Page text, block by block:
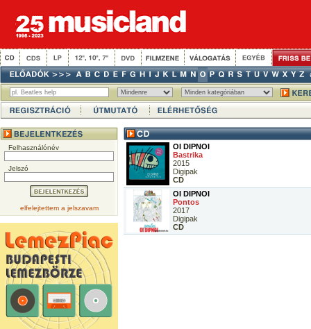
Felhasználónév
Jelszó
elfelejtettem a jelszavam
OI DIPNOI
Bastrika
2015
Digipak
CD
OI DIPNOI
Pontos
2017
Digipak
CD